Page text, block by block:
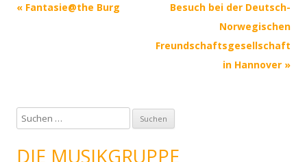
Post navigation
« Fantasie@the Burg
Besuch bei der Deutsch-
Norwegischen
Freundschaftsgesellschaft
in Hannover »
u
cDIE MUSIKGRUPPE